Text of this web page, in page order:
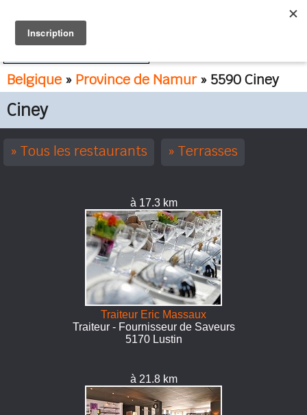
Belgique » Province de Namur» 5590 Ciney
Ciney
Tous les restaurants Terrasses
à 17.3 km
Traiteur Eric Massaux
Traiteur - Fournisseur de Saveurs
5170 Lustin
à 21.8 km